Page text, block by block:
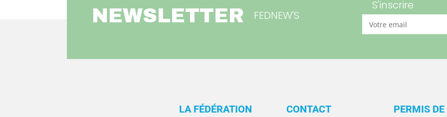
NEWSLETTER FEDNEW'S
S'inscrire
LA FÉDÉRATION CONTACT PERMIS